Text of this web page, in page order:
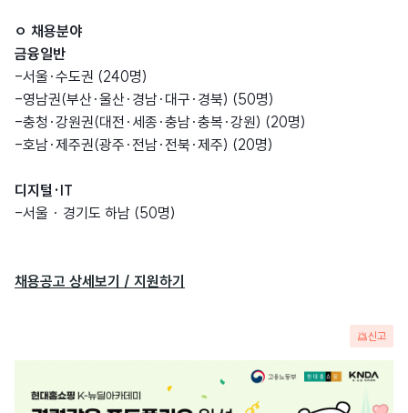
ㅇ 채용분야
금융일반
-서울·수도권 (240명)
-영남권(부산·울산·경남·대구·경북) (50명)
-충청·강원권(대전·세종·충남·충복·강원) (20명)
-호남·제주권(광주·전남·전북·제주) (20명)
디지털·IT
-서울 · 경기도 하남 (50명)
채용공고 상세보기 / 지원하기
신고